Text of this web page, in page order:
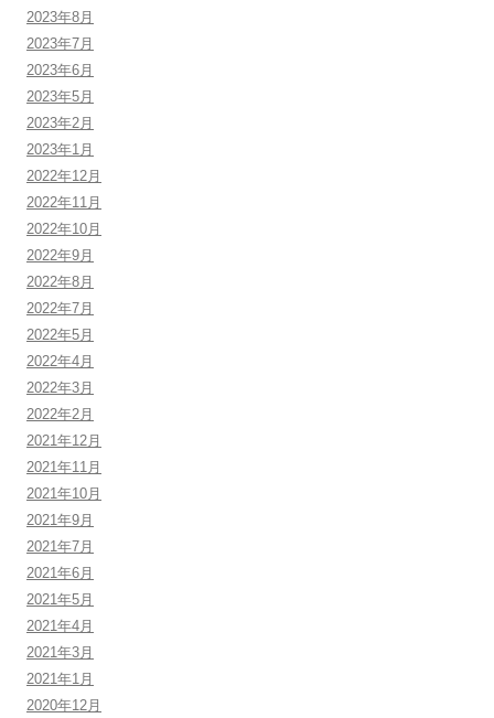
2023年8月
2023年7月
2023年6月
2023年5月
2023年2月
2023年1月
2022年12月
2022年11月
2022年10月
2022年9月
2022年8月
2022年7月
2022年5月
2022年4月
2022年3月
2022年2月
2021年12月
2021年11月
2021年10月
2021年9月
2021年7月
2021年6月
2021年5月
2021年4月
2021年3月
2021年1月
2020年12月